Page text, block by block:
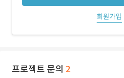
회원가입
프로젝트 문의 2